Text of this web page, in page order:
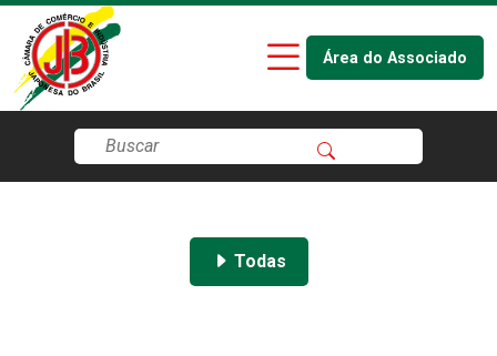
Área do Associado
Todas